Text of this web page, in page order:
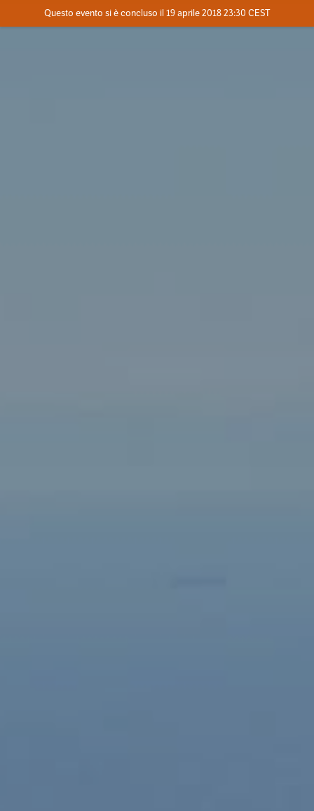
Dove
Questo evento si è concluso il 19 aprile 2018 23:30 CEST